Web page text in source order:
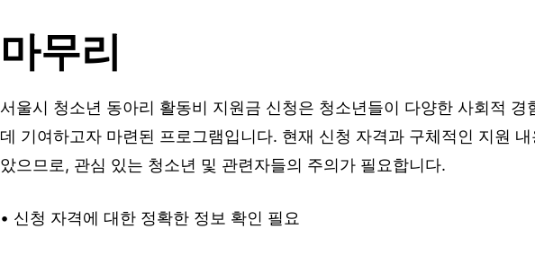
마무리
서울시 청소년 동아리 활동비 지원금 신청은 청소년들이 다양한 사회적 경
데 기여하고자 마련된 프로그램입니다. 현재 신청 자격과 구체적인 지원
았으므로, 관심 있는 청소년 및 관련자들의 주의가 필요합니다.
• 신청 자격에 대한 정확한 정보 확인 필요